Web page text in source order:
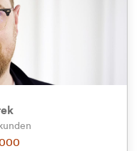
MwSt.)
MwSt.)